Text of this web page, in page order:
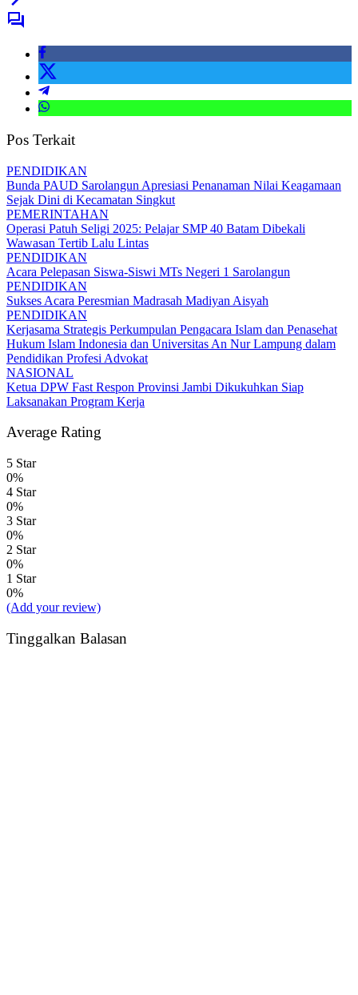
Pos Terkait
PENDIDIKAN
Bunda PAUD Sarolangun Apresiasi Penanaman Nilai Keagamaan
Sejak Dini di Kecamatan Singkut
PEMERINTAHAN
Operasi Patuh Seligi 2025: Pelajar SMP 40 Batam Dibekali
Wawasan Tertib Lalu Lintas
PENDIDIKAN
Acara Pelepasan Siswa-Siswi MTs Negeri 1 Sarolangun
PENDIDIKAN
Sukses Acara Peresmian Madrasah Madiyan Aisyah
PENDIDIKAN
Kerjasama Strategis Perkumpulan Pengacara Islam dan Penasehat
Hukum Islam Indonesia dan Universitas An Nur Lampung dalam
Pendidikan Profesi Advokat
NASIONAL
Ketua DPW Fast Respon Provinsi Jambi Dikukuhkan Siap
Laksanakan Program Kerja
Average Rating
5 Star
0%
4 Star
0%
3 Star
0%
2 Star
0%
1 Star
0%
(Add your review)
Tinggalkan Balasan